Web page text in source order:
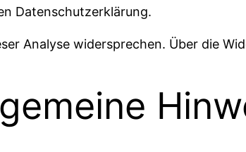
Datenschutzerklärung.
Analyse widersprechen. Über die